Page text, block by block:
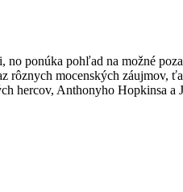
no ponúka pohľad na možné
rôznych mocenských záujmov,
hercov, Anthonyho Hopkinsa a